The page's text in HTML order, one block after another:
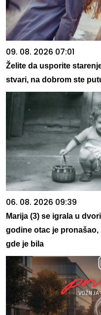
09. 08. 2026 07:01
Želite da usporite
stvari, na dobrom ste
06. 08. 2026 09:39
Marija (3) se igrala u
godine otac je pronašao,
gde je bila